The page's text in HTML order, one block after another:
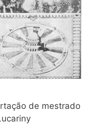
de mestrado